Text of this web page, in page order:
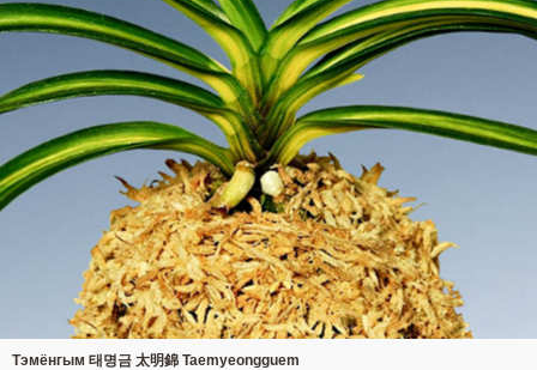
Тэмёнгым 태명금 太明錦 Taemyeongguem